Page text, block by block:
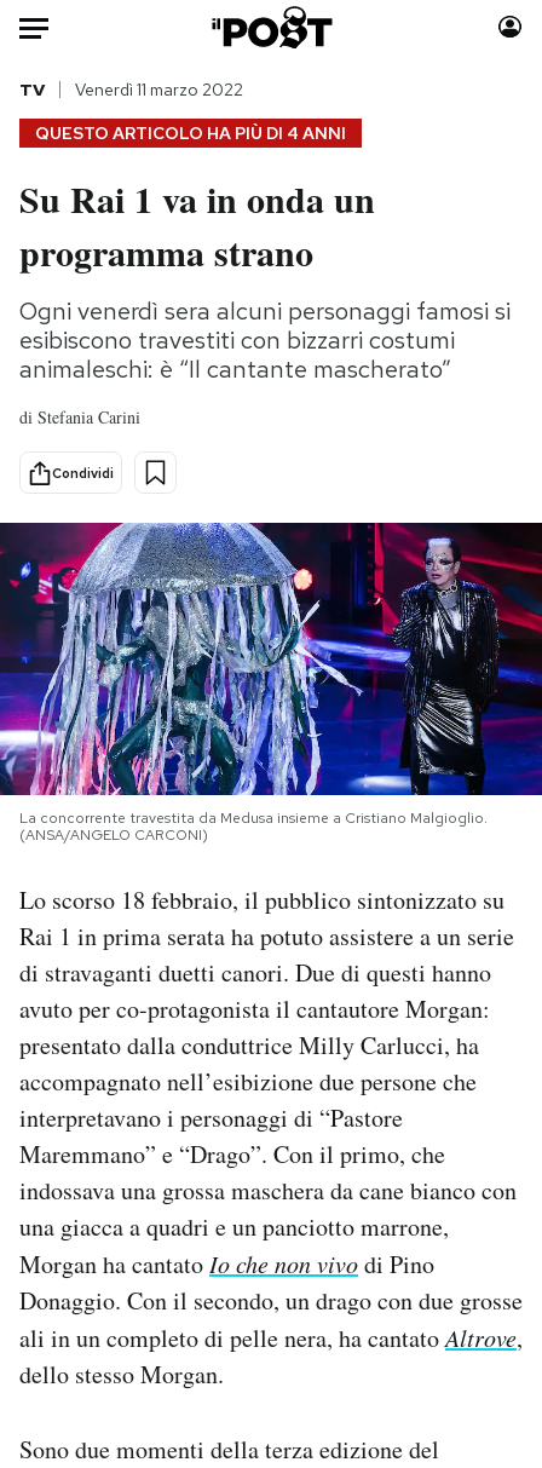
HOME
Italia
Politica
Tecnologia
Internet
Scienza
Cultura
Economia
Sport
Moda
Consumismi
Storie/Idee
Ok Boomer!
Media
PODCAST
NEWSLETTER
I MIEI PREFERITI
SHOP
CALENDARIO
AREA PERSONALE
Area Personale
Newsletter
Hai bisogno di aiuto?
Esci
QUESTO ARTICOLO HA PIÙ DI 4 ANNI
TV Venerdì 11 marzo 2022
Su Rai 1 va in onda un
programma strano
Ogni venerdì sera alcuni personaggi famosi si
esibiscono travestiti con bizzarri costumi
animaleschi: è “Il cantante mascherato”
di Stefania Carini
Condividi
La concorrente travestita da Medusa insieme a Cristiano Malgioglio.
(ANSA/ANGELO CARCONI)
Lo scorso 18 febbraio, il pubblico sintonizzato su
Rai 1 in prima serata ha potuto assistere a un serie
di stravaganti duetti canori. Due di questi hanno
avuto per co-protagonista il cantautore Morgan:
presentato dalla conduttrice Milly Carlucci, ha
accompagnato nell’esibizione due persone che
interpretavano i personaggi di “Pastore
Maremmano” e “Drago”. Con il primo, che
indossava una grossa maschera da cane bianco con
una giacca a quadri e un panciotto marrone,
Morgan ha cantato Io che non vivodi Pino
Donaggio. Con il secondo, un drago con due grosse
ali in un completo di pelle nera, ha cantatoAltrove,
dello stesso Morgan.
Sono due momenti della terza edizione del